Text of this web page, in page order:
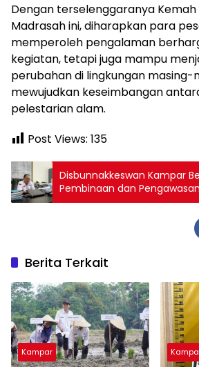
Dengan terselenggaranya
Madrasah ini, diharapkan para
memperoleh pengalaman
kegiatan, tetapi juga mampu
perubahan di lingkungan masing-
mewujudkan keseimbangan
pelestarian alam.
Post Views: 135
Disbunnakkeswan Kampar
Pembinaan dan
Perkebunan
Berita Terkait
Kampar